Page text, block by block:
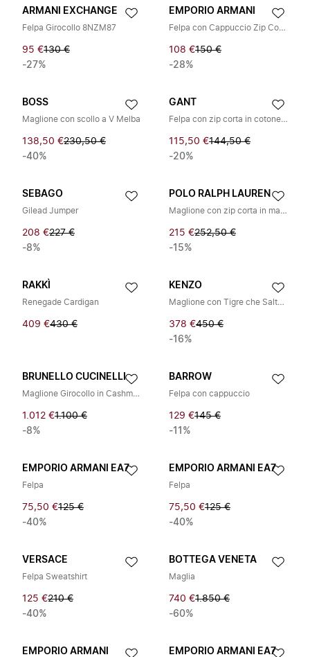
ARMANI EXCHANGE
Felpa Girocollo 8NZM87
95 €130 €
-27%
EMPORIO ARMANI
Felpa con Cappuccio Zip Comfort Stretch Terry
108 €150 €
-28%
BOSS
Maglione con scollo a V Melba
138,50 €230,50 €
-40%
GANT
Felpa con zip corta in cotone classico
115,50 €144,50 €
-20%
SEBAGO
Gilead Jumper
208 €227 €
-8%
POLO RALPH LAUREN
Maglione con zip corta in maglia a trecce
215 €252,50 €
-15%
RAKKÌ
Renegade Cardigan
409 €430 €
KENZO
Maglione con Tigre che Salta Ricamata
378 €450 €
-16%
BRUNELLO CUCINELLI
Maglione Girocollo in Cashmere
1.012 €1.100 €
-8%
BARROW
Felpa con cappuccio
129 €145 €
-11%
EMPORIO ARMANI EA7
Felpa
75,50 €125 €
-40%
EMPORIO ARMANI EA7
Felpa
75,50 €125 €
-40%
VERSACE
Felpa Sweatshirt
125 €210 €
-40%
BOTTEGA VENETA
Maglia
740 €1.850 €
-60%
EMPORIO ARMANI EMPORIO ARMANI EA7